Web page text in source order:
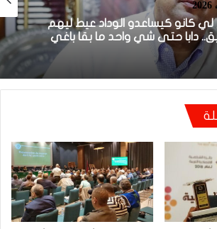
لي كانو كيساعدو الوداد عيط ليهم
السلبية يلاحق الوداد الرياضي بعد
الدفاع الحسني الجديدي